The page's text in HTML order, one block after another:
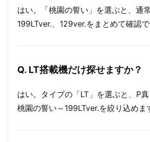
はい。「桃園の誓い」を選ぶと、通常
199LTver.、129ver.をまとめて確認で
Q. LT搭載機だけ探せますか？
はい。タイプの「LT」を選ぶと、P
桃園の誓い～199LTver.を絞り込めま